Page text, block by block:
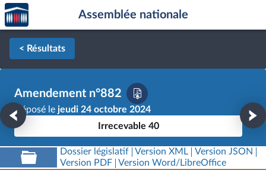
Aller au contenu
Aller en bas de la page
Accèder
à la
page
d'accueil
Assemblée nationale
< Résultats
Amendement n°882
Déposé le jeudi 24 octobre 2024
Irrecevable 40
Dossier législatif Version XML
Version JSON
Version PDF
Version Word/LibreOffice